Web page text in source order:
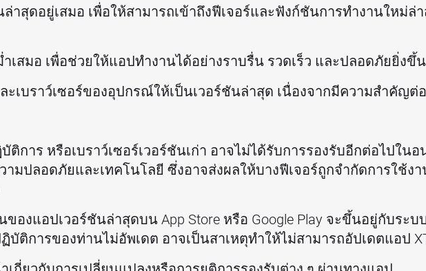
าสุดอยู่เสมอ เพื่อให้สามารถเข้าถึงฟีเจอร์และฟังก์ชันการทำงานใหม่ล่
เสมอ เพื่อช่วยให้แอปทำงานได้อย่างราบรื่น รวดเร็ว และปลอดภัยยิ่งขึ้น
เบราว์เซอร์ของอุปกรณ์ให้เป็นเวอร์ชันล่าสุด เนื่องจากมีความสำคัญต่
การ หรือเบราว์เซอร์เวอร์ชันเก่า อาจไม่ได้รับการรองรับอีกต่อไปในอ
มปลอดภัยและเทคโนโลยี ซึ่งอาจส่งผลให้บางฟีเจอร์ถูกจำกัดการใช้ง
องแอปเวอร์ชันล่าสุดบน App Store หรือ Google Play จะขึ้นอยู่กับระ
ติการของท่านไม่อัพเดต อาจเป็นสาเหตุทำให้ไม่สามารถอัปเดตแอป